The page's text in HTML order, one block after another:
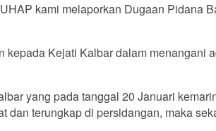
kami melaporkan Dugaan Pidana
Kejati Kalbar dalam menangani
yang pada tanggal 20 Januari
terungkap di persidangan, maka